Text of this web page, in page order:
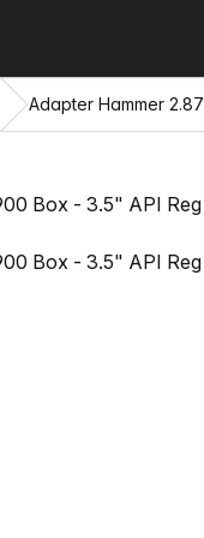
Adapter Hammer